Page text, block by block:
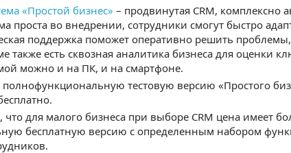
«Простой бизнес» – продвинутая CRM, комплексно
проста во внедрении, сотрудники смогут быстро
поддержка поможет оперативно решить
также есть сквозная аналитика бизнеса для оценки
можно и на ПК, и на смартфоне.
полнофункциональную тестовую версию «Простого
для малого бизнеса при выборе CRM цена имеет
бесплатную версию с определенным набором